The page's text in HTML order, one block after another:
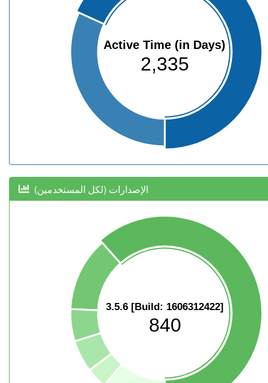
Active Time (in Days)
2,335
(الإصدارات (لكل المستخدمين
3.5.6 [Build: 1606312422]
840